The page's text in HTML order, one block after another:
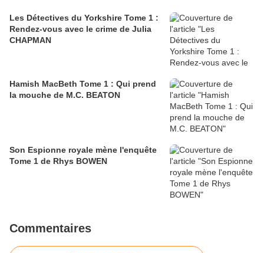
Les Détectives du Yorkshire Tome 1 :
Rendez-vous avec le crime de Julia
CHAPMAN
Hamish MacBeth Tome 1 : Qui prend
la mouche de M.C. BEATON
Son Espionne royale mène l'enquête
Tome 1 de Rhys BOWEN
Commentaires